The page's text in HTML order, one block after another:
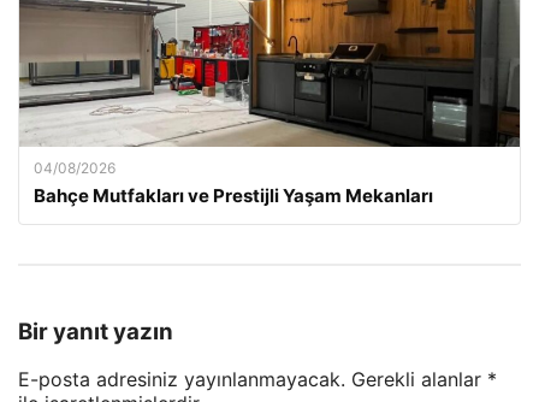
04/08/2026
Bahçe Mutfakları ve Prestijli Yaşam Mekanları
Bir yanıt yazın
E-posta adresiniz yayınlanmayacak. Gerekli alanlar *